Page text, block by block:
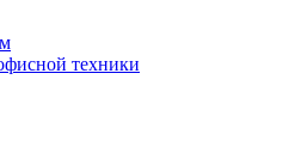
техники